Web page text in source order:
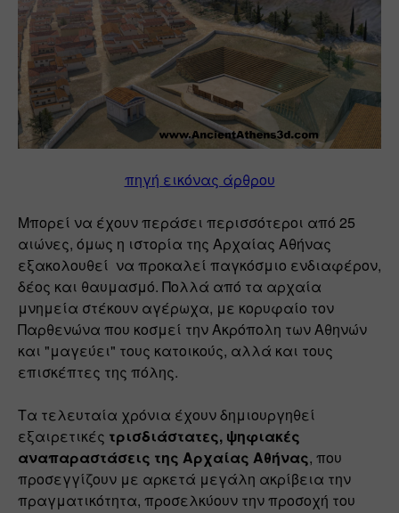
πηγή εικόνας άρθρου
Μπορεί να έχουν περάσει περισσότεροι από 25
αιώνες, όμως η ιστορία της Αρχαίας Αθήνας
εξακολουθεί  να προκαλεί παγκόσμιο ενδιαφέρον,
δέος και θαυμασμό. Πολλά από τα αρχαία
μνημεία στέκουν αγέρωχα, με κορυφαίο τον
Παρθενώνα που κοσμεί την Ακρόπολη των Αθηνών
και "μαγεύει" τους κατοικούς, αλλά και τους
επισκέπτες της πόλης.
Τα τελευταία χρόνια έχουν δημιουργηθεί
εξαιρετικές τρισδιάστατες, ψηφιακές
αναπαραστάσεις της Αρχαίας Αθήνας, που
προσεγγίζουν με αρκετά μεγάλη ακρίβεια την
πραγματικότητα, προσελκύουν την προσοχή του